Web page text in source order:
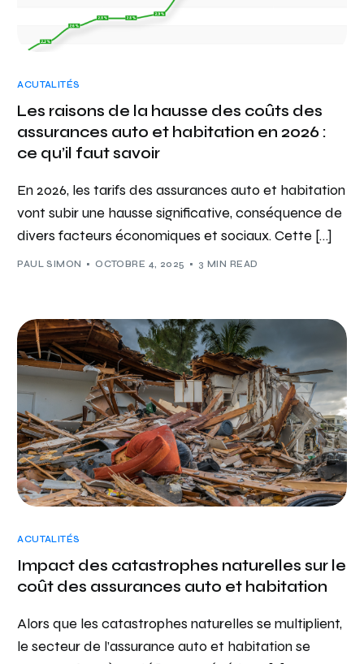
ACUTALITÉS
Les raisons de la hausse des coûts des
assurances auto et habitation en 2026 :
ce qu’il faut savoir
En 2026, les tarifs des assurances auto et habitation
vont subir une hausse significative, conséquence de
divers facteurs économiques et sociaux. Cette […]
PAUL SIMON OCTOBRE 4, 2025 3 MIN READ
ACUTALITÉS
Impact des catastrophes naturelles sur le
coût des assurances auto et habitation
Alors que les catastrophes naturelles se multiplient,
le secteur de l’assurance auto et habitation se